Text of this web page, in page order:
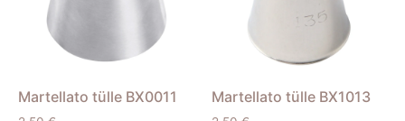
Martellato tülle BX0011 Martellato tülle BX1013